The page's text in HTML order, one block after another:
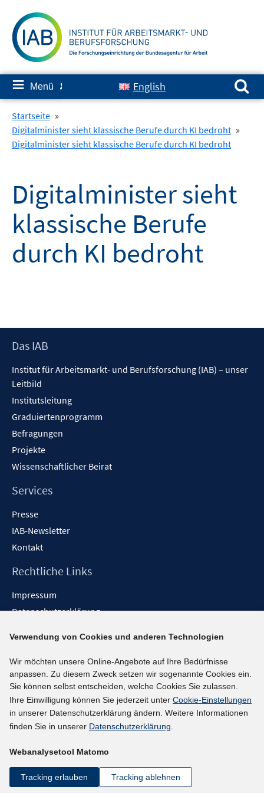
zum
Inhalt
≡ Menü ✘ English
Suchen nach:
Startseite »
Digitalminister sieht klassische Berufe durch KI bedroht »
Digitalminister sieht klassische Berufe durch KI bedroht
Digitalminister sieht
klassische Berufe
durch KI bedroht
Footer
Das IAB
Institut für Arbeitsmarkt- und Berufsforschung (IAB) – unser
Leitbild
Institutsleitung
Graduiertenprogramm
Befragungen
Projekte
Wissenschaftlicher Beirat
Services
Presse
IAB-Newsletter
Kontakt
Rechtliche Links
Impressum
Datenschutzerklärung
Barrieren melden
Social-Media-Kanäle
BlueSky
YouTube
LinkedIn
kununu
Netiquette
Verwendung von Cookies und anderen Technologien
Wir möchten unsere Online-Angebote auf Ihre Bedürfnisse
anpassen. Zu diesem Zweck setzen wir sogenannte Cookies ein.
Sie können selbst entscheiden, welche Cookies Sie zulassen.
Ihre Einwilligung können Sie jederzeit unter Cookie-Einstellungen
in unserer Datenschutzerklärung ändern. Weitere Informationen
finden Sie in unserer Datenschutzerklärung.
Webanalysetool Matomo
Tracking erlauben Tracking ablehnen